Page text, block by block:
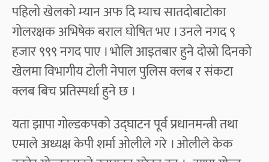
पहिलो खेलको म्यान अफ दि म्याच सातदोबाटोका
गोलरक्षक अभिषेक बराल घोषित भए । उनले नगद ९
हजार ९९९ नगद पाए । भोलि आइतबार हुने दोस्रो दिनको
खेलमा विभागीय टोली नेपाल पुलिस क्लब र संकटा
क्लब बिच प्रतिस्पर्धा हुने छ ।
यता झापा गोल्डकपको उद्घाटन पूर्व प्रधानमन्त्री तथा
एमाले अध्यक्ष केपी शर्मा ओलीले गरे । ओलीले केक